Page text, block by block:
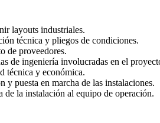
layouts industriales.
técnica y pliegos de condiciones.
de proveedores.
de ingeniería involucradas en el
técnica y económica.
y puesta en marcha de las instalaciones.
de la instalación al equipo de operación.